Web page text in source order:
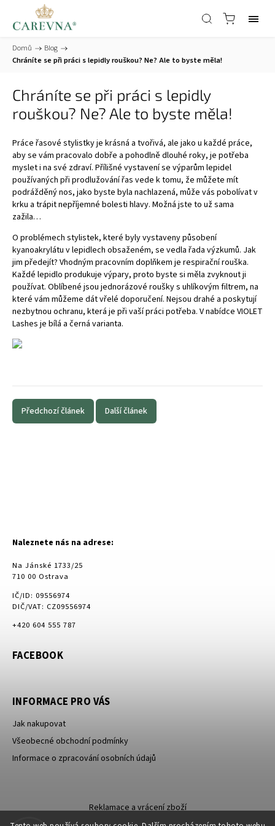
Domů / Blog /
Chráníte se při práci s lepidly rouškou? Ne? Ale to byste měla!
Chráníte se při práci s lepidly
rouškou? Ne? Ale to byste měla!
Práce řasové stylistky je krásná a tvořivá, ale jako u každé práce,
aby se vám pracovalo dobře a pohodlně dlouhé roky, je potřeba
myslet i na své zdraví. Přílišné vystavení se výparům lepidel
používaných při prodlužování řas vede k tomu, že můžete mít
podrážděný nos, jako byste byla nachlazená, může vás pobolívat v
krku a trápit nepříjemné bolesti hlavy. Možná jste to už sama
zažila…
O problémech stylistek, které byly vystaveny působení
kyanoakrylátu v lepidlech obsaženém, se vedla řada výzkumů. Jak
jim předejít? Vhodným pracovním doplňkem je respirační rouška.
Každé lepidlo produkuje výpary, proto byste si měla zvyknout ji
používat. Oblíbené jsou jednorázové roušky s uhlíkovým filtrem, na
které vám můžeme dát vřelé doporučení. Nejsou drahé a poskytují
nezbytnou ochranu, která je při vaší práci potřeba. Vnabídce VIOLET
Lashes je bílá a černá varianta.
Předchozí článek Další článek
Naleznete nás na adrese:
Na Jánské 1733/25
710 00 Ostrava
IČ/ID: 09556974
DIČ/VAT: CZ09556974
+420 604 555 787
FACEBOOK
INFORMACE PRO VÁS
Jak nakupovat
Všeobecné obchodní podmínky
Informace o zpracování osobních údajů
Reklamace a vrácení zboží